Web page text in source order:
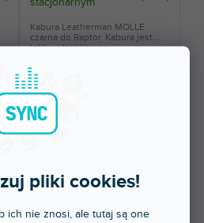
pliki cookies!
ich nie znosi, ale tutaj są one
87,30 zł
Kabura Leatherman MOLLE
czarna do Raptor. Kabura jest
lekka, plastikowa z...